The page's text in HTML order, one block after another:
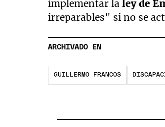
implementar laley de
irreparables" si no se
ARCHIVADO EN
GUILLERMO FRANCOS